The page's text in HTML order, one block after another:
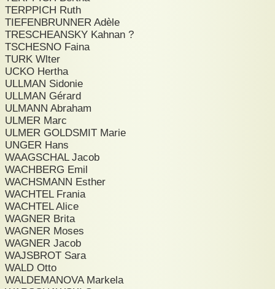
TERPPICH Ruth
TIEFENBRUNNER Adèle
TRESCHEANSKY Kahnan ?
TSCHESNO Faina
TURK Wlter
UCKO Hertha
ULLMAN Sidonie
ULLMAN Gérard
ULMANN Abraham
ULMER Marc
ULMER GOLDSMIT Marie
UNGER Hans
WAAGSCHAL Jacob
WACHBERG Emil
WACHSMANN Esther
WACHTEL Frania
WACHTEL Alice
WAGNER Brita
WAGNER Moses
WAGNER Jacob
WAJSBROT Sara
WALD Otto
WALDEMANOVA Markela